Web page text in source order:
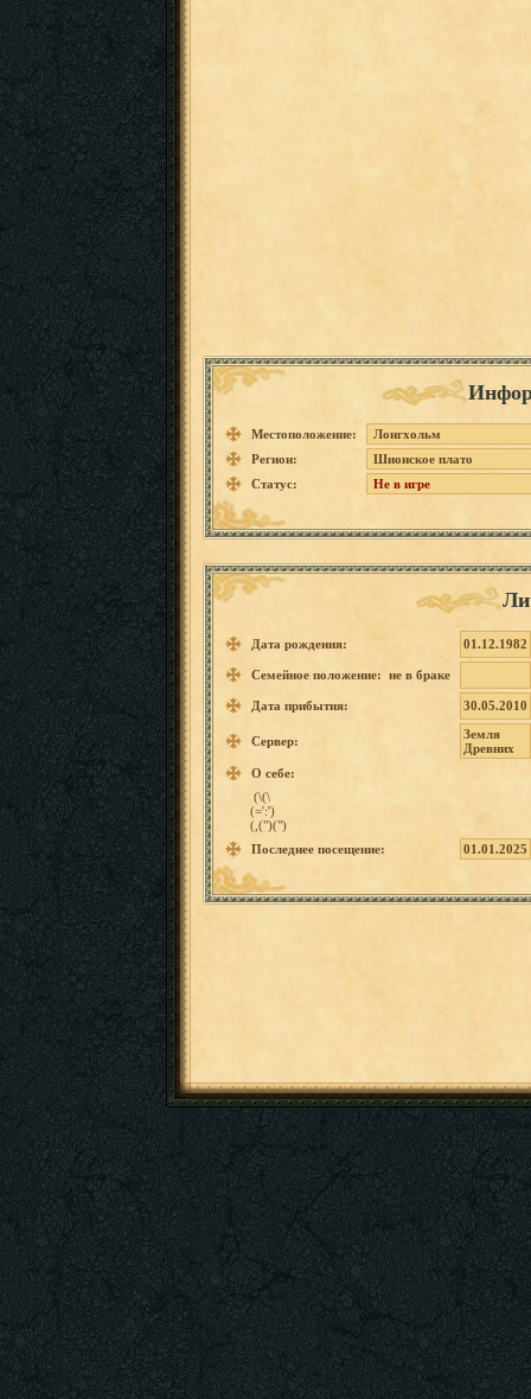
Местоположение:
Лонгхольм
Регион:
Шионское плато
Статус:
Не в игре
Дата рождения: 01.12.1982
Семейное положение: не в браке
Дата прибытия: 30.05.2010
Сервер:
Земля
Древних
О себе:
(\(\
(=':')
(,(")(")
Последнее посещение:
01.01.2025